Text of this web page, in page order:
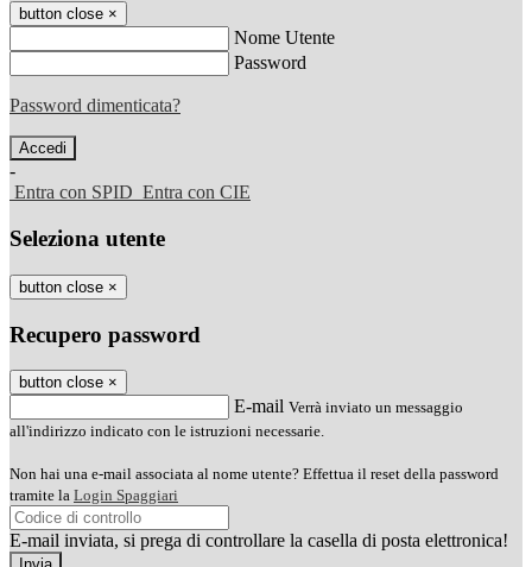
button close ×
Nome Utente
Password
Password dimenticata?
-
Entra con SPID Entra con CIE
Seleziona utente
button close ×
Recupero password
button close ×
E-mail Verrà inviato un messaggio
all'indirizzo indicato con le istruzioni necessarie.
Non hai una e-mail associata al nome utente? Effettua il reset della password
tramite la Login Spaggiari
E-mail inviata, si prega di controllare la casella di posta elettronica!